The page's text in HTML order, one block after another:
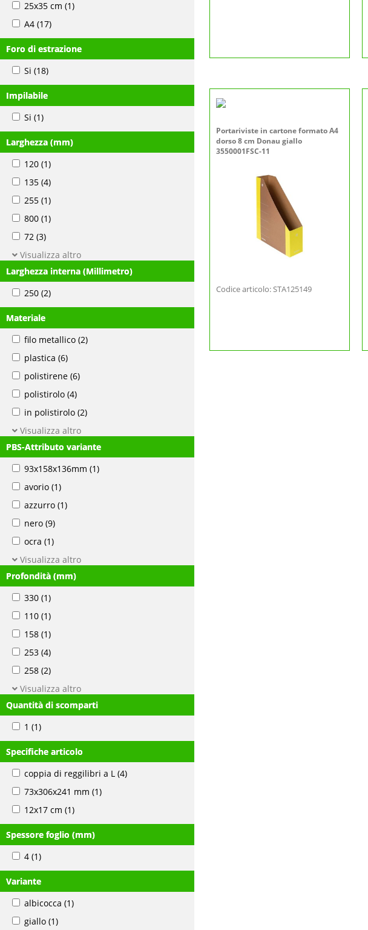
25x35 cm (1)
A4 (17)
Foro di estrazione
Si (18)
Impilabile
Si (1)
Larghezza (mm)
120 (1)
135 (4)
255 (1)
800 (1)
72 (3)
Visualizza altro
Larghezza interna (Millimetro)
250 (2)
Materiale
filo metallico (2)
plastica (6)
polistirene (6)
polistirolo (4)
in polistirolo (2)
Visualizza altro
PBS-Attributo variante
93x158x136mm (1)
avorio (1)
azzurro (1)
nero (9)
ocra (1)
Visualizza altro
Profondità (mm)
330 (1)
110 (1)
158 (1)
253 (4)
258 (2)
Visualizza altro
Quantità di scomparti
1 (1)
Specifiche articolo
coppia di reggilibri a L (4)
73x306x241 mm (1)
12x17 cm (1)
Spessore foglio (mm)
4 (1)
Variante
albicocca (1)
giallo (1)
Portariviste in cartone formato A4
dorso 8 cm Donau giallo
3550001FSC-11
Codice articolo: STA125149